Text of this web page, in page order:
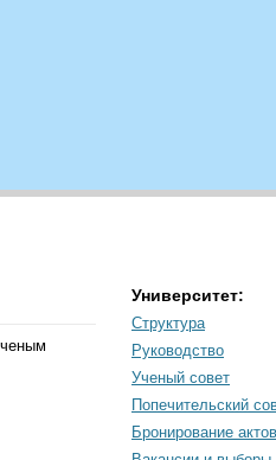
Университет:
Структура
Руководство
Ученый совет
Попечительский
Бронирование